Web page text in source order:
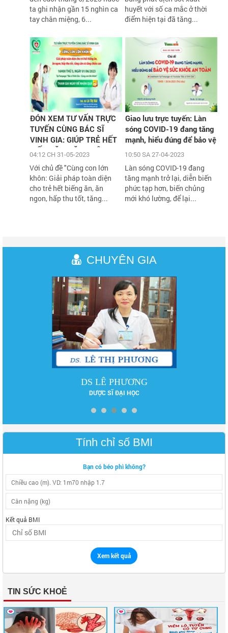
ta ghi nhận gần 15 nghìn ca
tay chân miệng, 6...
huyết với số ca mắc ở thời
điểm hiện tại đã tăng...
ĐÓN XEM TƯ VẤN TRỰC
TUYẾN CÙNG BÁC SĨ
VINH GIA: GIÚP TRẺ HẾT
BIẾNG ĂN, TĂNG CÂN,
HÀNG NGÀN QUÀ TẶNG
H
04:12 CH 31-05-2023
Với chủ đề "Cùng con lớn
khôn: Giải pháp toàn diện
cho trẻ hết biếng ăn, ăn
ngon, hấp thu tốt, tăng...
Giao lưu trực tuyến: Làn
sóng COVID-19 đang tăng
mạnh, hiểu đúng để bảo vệ
sức khỏe an toàn
10:50 SA 27-04-2023
Làn sóng COVID-19 đang
tăng mạnh trở lại, diễn biến
phức tạp hơn, biến chủng
mới khó lường, để lại...
CHUYÊN GIA
DS LÊ PHƯƠNG
DƯỢC SĨ ĐẠI HỌC
Tính chỉ số BMI
Bạn có béo phì không?
Kết quả BMI
Xem kết quả
TIN SỨC KHOẺ